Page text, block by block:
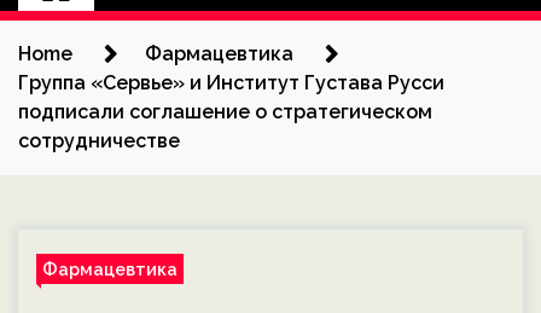
Home
Фармацевтика
Группа «Сервье» и Институт Густава Русси
подписали соглашение о стратегическом
сотрудничестве
Фармацевтика